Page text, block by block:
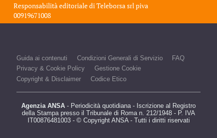
Responsabilità editoriale diTeleborsa srlpiva
00919671008
Guida ai contenuti Condizioni Generali di Servizio
FAQ
Privacy & Cookie Policy
Gestione Cookie
Copyright & Disclaimer
Codice Etico
Agenzia ANSA - Periodicità quotidiana - Iscrizione al Registro
della Stampa presso il Tribunale di Roma n. 212/1948 - P. IVA
IT00876481003 - © Copyright ANSA - Tutti i diritti riservati